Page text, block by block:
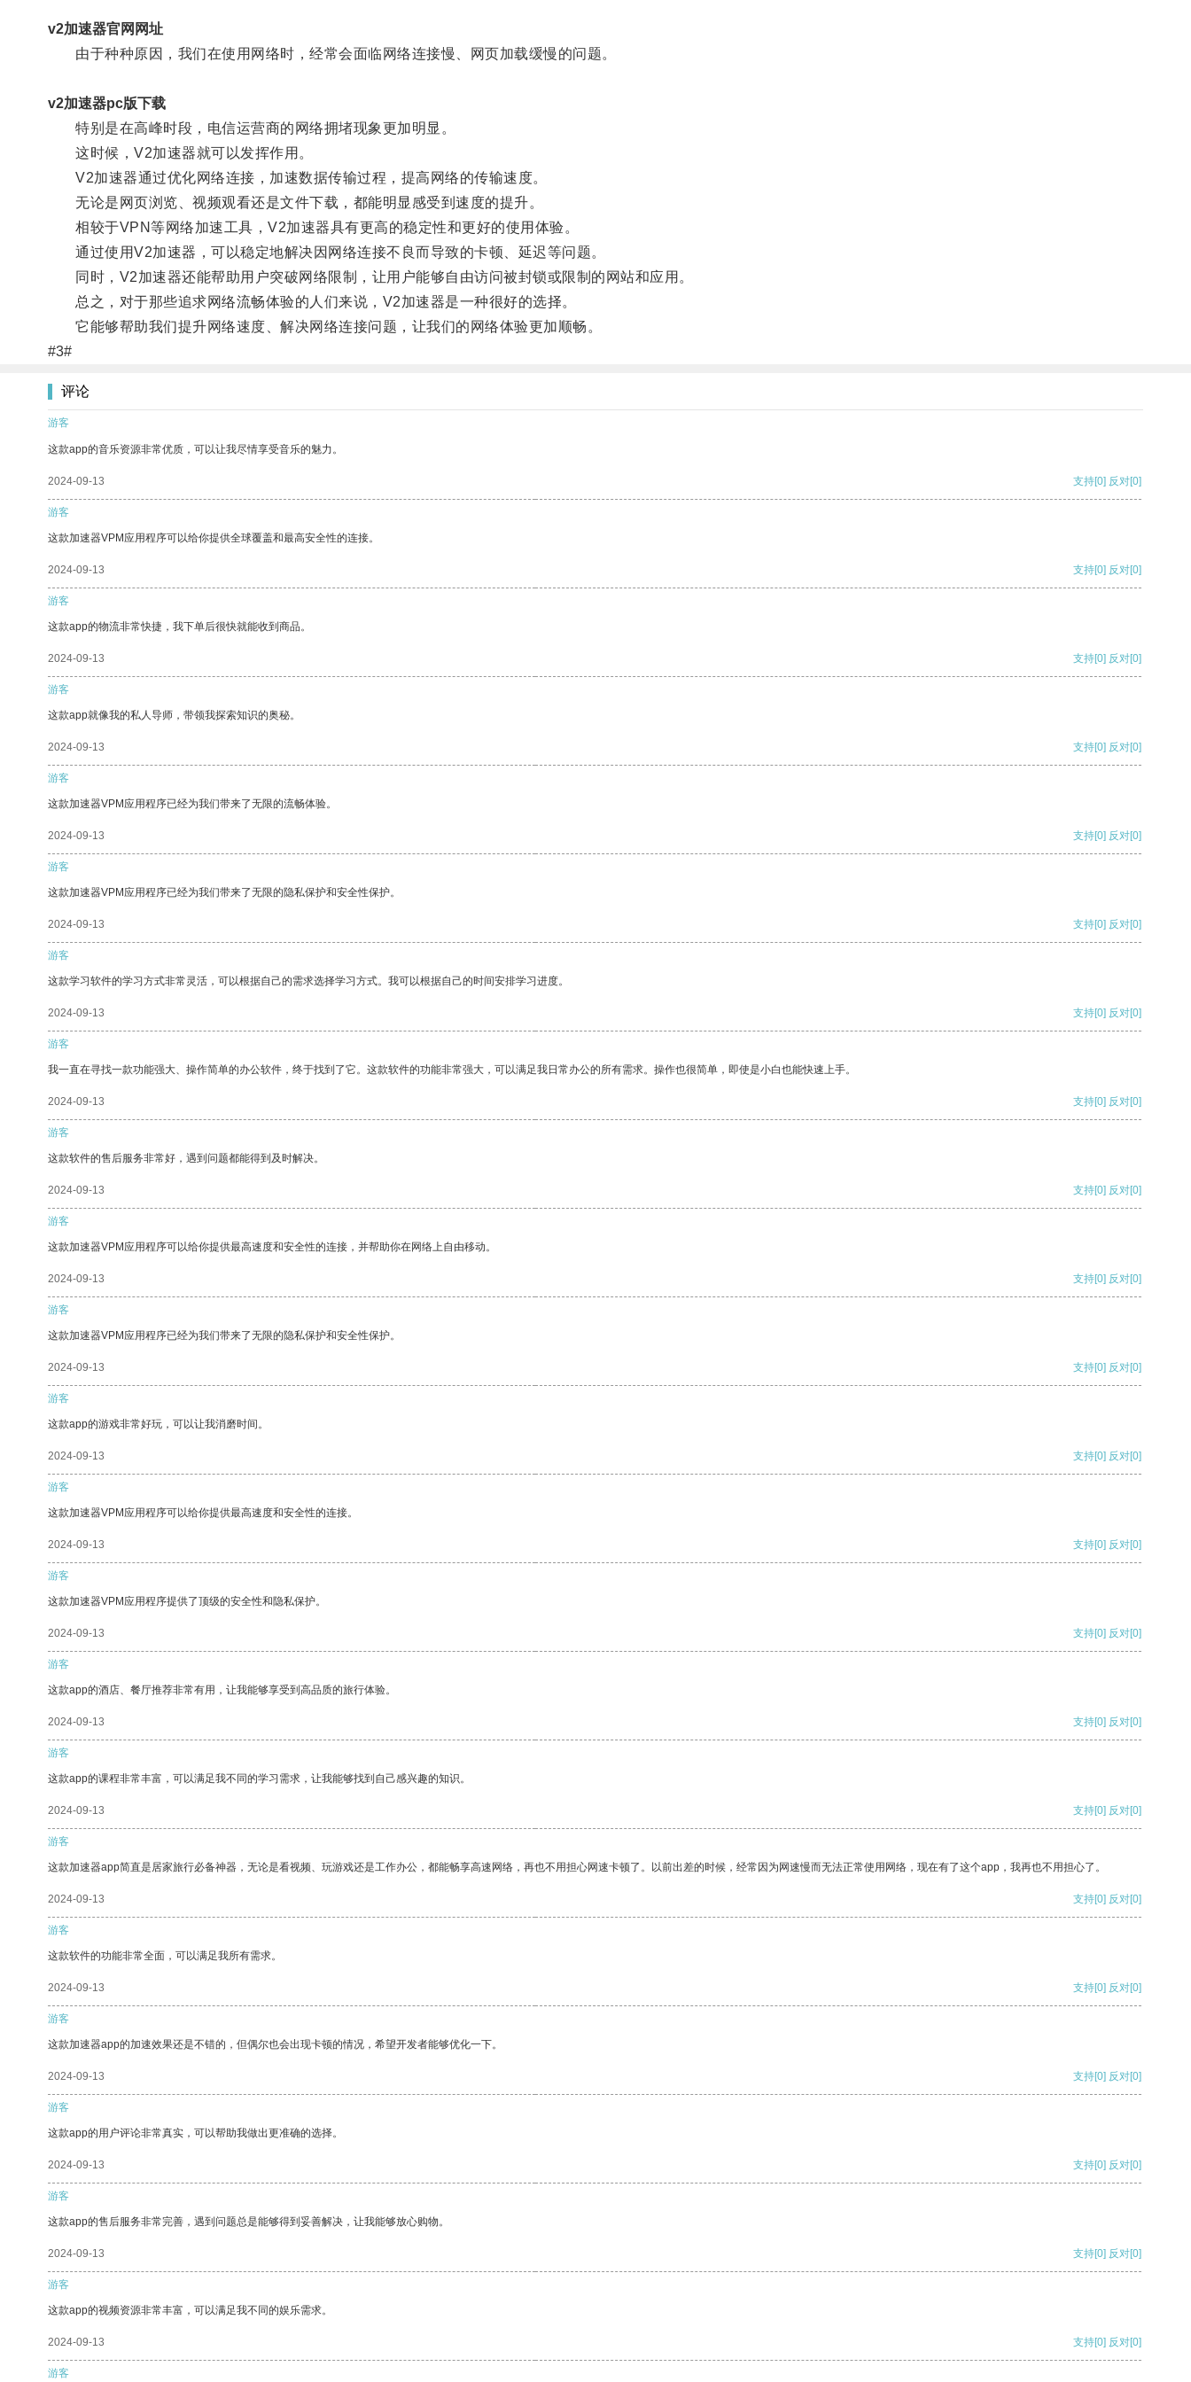
v2加速器官网网址
由于种种原因，我们在使用网络时，经常会面临网络连接慢、网页加载缓慢的问题。
v2加速器pc版下载
特别是在高峰时段，电信运营商的网络拥堵现象更加明显。
这时候，V2加速器就可以发挥作用。
V2加速器通过优化网络连接，加速数据传输过程，提高网络的传输速度。
无论是网页浏览、视频观看还是文件下载，都能明显感受到速度的提升。
相较于VPN等网络加速工具，V2加速器具有更高的稳定性和更好的使用体验。
通过使用V2加速器，可以稳定地解决因网络连接不良而导致的卡顿、延迟等问题。
同时，V2加速器还能帮助用户突破网络限制，让用户能够自由访问被封锁或限制的网站和应用。
总之，对于那些追求网络流畅体验的人们来说，V2加速器是一种很好的选择。
它能够帮助我们提升网络速度、解决网络连接问题，让我们的网络体验更加顺畅。
#3#
评论
游客
这款app的音乐资源非常优质，可以让我尽情享受音乐的魅力。
2024-09-13 支持[0] 反对[0]
游客
这款加速器VPM应用程序可以给你提供全球覆盖和最高安全性的连接。
2024-09-13 支持[0] 反对[0]
游客
这款app的物流非常快捷，我下单后很快就能收到商品。
2024-09-13 支持[0] 反对[0]
游客
这款app就像我的私人导师，带领我探索知识的奥秘。
2024-09-13 支持[0] 反对[0]
游客
这款加速器VPM应用程序已经为我们带来了无限的流畅体验。
2024-09-13 支持[0] 反对[0]
游客
这款加速器VPM应用程序已经为我们带来了无限的隐私保护和安全性保护。
2024-09-13 支持[0] 反对[0]
游客
这款学习软件的学习方式非常灵活，可以根据自己的需求选择学习方式。我可以根据自己的时间安排学习进度。
2024-09-13 支持[0] 反对[0]
游客
我一直在寻找一款功能强大、操作简单的办公软件，终于找到了它。这款软件的功能非常强大，可以满足我日常办公的所有需求。操作也很简单，即使是小白也能快速上手。
2024-09-13 支持[0] 反对[0]
游客
这款软件的售后服务非常好，遇到问题都能得到及时解决。
2024-09-13 支持[0] 反对[0]
游客
这款加速器VPM应用程序可以给你提供最高速度和安全性的连接，并帮助你在网络上自由移动。
2024-09-13 支持[0] 反对[0]
游客
这款加速器VPM应用程序已经为我们带来了无限的隐私保护和安全性保护。
2024-09-13 支持[0] 反对[0]
游客
这款app的游戏非常好玩，可以让我消磨时间。
2024-09-13 支持[0] 反对[0]
游客
这款加速器VPM应用程序可以给你提供最高速度和安全性的连接。
2024-09-13 支持[0] 反对[0]
游客
这款加速器VPM应用程序提供了顶级的安全性和隐私保护。
2024-09-13 支持[0] 反对[0]
游客
这款app的酒店、餐厅推荐非常有用，让我能够享受到高品质的旅行体验。
2024-09-13 支持[0] 反对[0]
游客
这款app的课程非常丰富，可以满足我不同的学习需求，让我能够找到自己感兴趣的知识。
2024-09-13 支持[0] 反对[0]
游客
这款加速器app简直是居家旅行必备神器，无论是看视频、玩游戏还是工作办公，都能畅享高速网络，再也不用担心网速卡顿了。以前出差的时候，经常因为网速慢而无法正常使用网络，现在有了这个app，我再也不用担心了。
2024-09-13 支持[0] 反对[0]
游客
这款软件的功能非常全面，可以满足我所有需求。
2024-09-13 支持[0] 反对[0]
游客
这款加速器app的加速效果还是不错的，但偶尔也会出现卡顿的情况，希望开发者能够优化一下。
2024-09-13 支持[0] 反对[0]
游客
这款app的用户评论非常真实，可以帮助我做出更准确的选择。
2024-09-13 支持[0] 反对[0]
游客
这款app的售后服务非常完善，遇到问题总是能够得到妥善解决，让我能够放心购物。
2024-09-13 支持[0] 反对[0]
游客
这款app的视频资源非常丰富，可以满足我不同的娱乐需求。
2024-09-13 支持[0] 反对[0]
游客